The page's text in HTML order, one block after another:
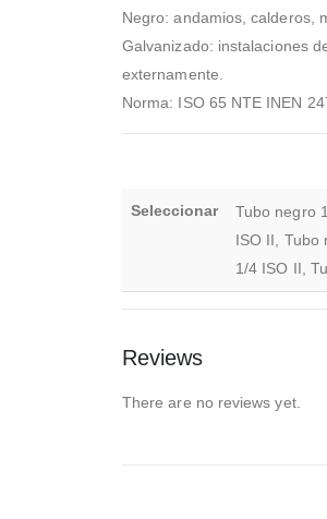
Negro: andamios, calderos,
Galvanizado: instalaciones
externamente.
Norma: ISO 65 NTE INEN
Seleccionar
Tubo negro
ISO II, Tubo
1/4 ISO II,
Reviews
There are no reviews yet.